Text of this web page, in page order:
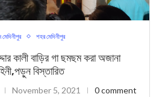
মেদিনীপুর শহর মেদিনীপুর
কালী বাড়ির গা ছমছম করা অজানা
বিস্তারিত
November 5, 2021 0 comment